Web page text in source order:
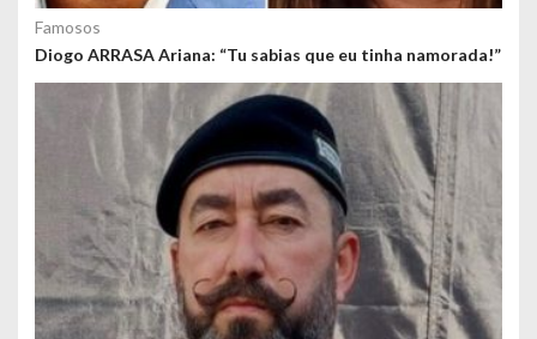
Famosos
Diogo ARRASA Ariana: “Tu sabias que eu tinha namorada!”